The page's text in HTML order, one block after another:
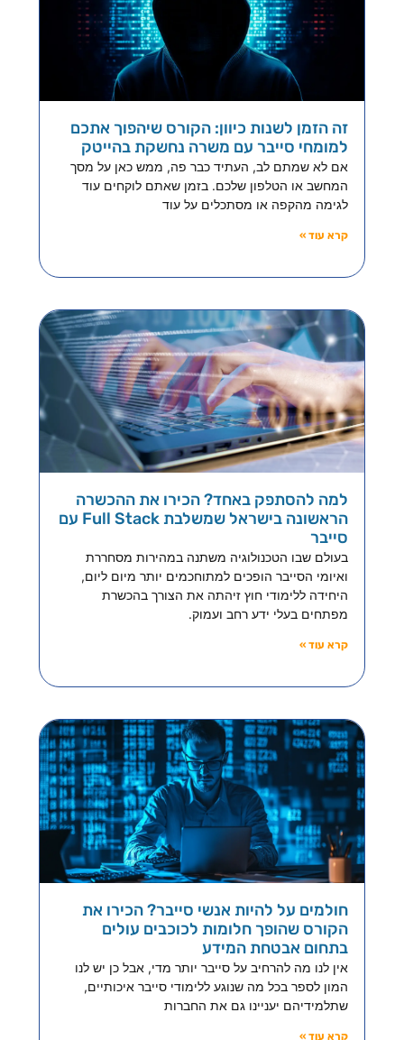
זה הזמן לשנות כיוון: הקורס שיהפוך אתכם
למומחי סייבר עם משרה נחשקת בהייטק
אם לא שמתם לב, העתיד כבר פה, ממש כאן על מסך
המחשב או הטלפון שלכם. בזמן שאתם לוקחים עוד
לגימה מהקפה או מסתכלים על עוד
קרא עוד »
למה להסתפק באחד? הכירו את ההכשרה
הראשונה בישראל שמשלבת Full Stack עם
סייבר
בעולם שבו הטכנולוגיה משתנה במהירות מסחררת
ואיומי הסייבר הופכים למתוחכמים יותר מיום ליום,
היחידה ללימודי חוץ זיהתה את הצורך בהכשרת
מפתחים בעלי ידע רחב ועמוק.
קרא עוד »
חולמים על להיות אנשי סייבר? הכירו את
הקורס שהופך חלומות לכוכבים עולים
בתחום אבטחת המידע
אין לנו מה להרחיב על סייבר יותר מדי, אבל כן יש לנו
המון לספר בכל מה שנוגע ללימודי סייבר איכותיים,
שתלמידיהם יעניינו גם את החברות
קרא עוד »